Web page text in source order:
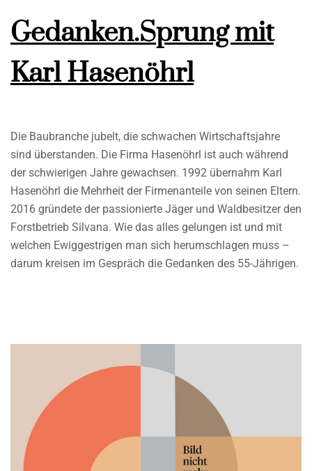
Gedanken.Sprung mit
Karl Hasenöhrl
Die Baubranche jubelt, die schwachen Wirtschaftsjahre
sind überstanden. Die Firma Hasenöhrl ist auch während
der schwierigen Jahre gewachsen. 1992 übernahm Karl
Hasenöhrl die Mehrheit der Firmenanteile von seinen Eltern.
2016 gründete der passionierte Jäger und Waldbesitzer den
Forstbetrieb Silvana. Wie das alles gelungen ist und mit
welchen Ewiggestrigen man sich herumschlagen muss –
darum kreisen im Gespräch die Gedanken des 55-Jährigen.